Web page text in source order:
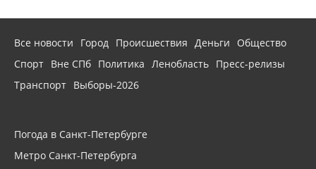
Все новости Город Происшествия Деньги
Общество
Спорт Вне СПб Политика Ленобласть Пресс-релизы
Транспорт Выборы-2026
Погода в Санкт-Петербурге
Метро Санкт-Петербурга